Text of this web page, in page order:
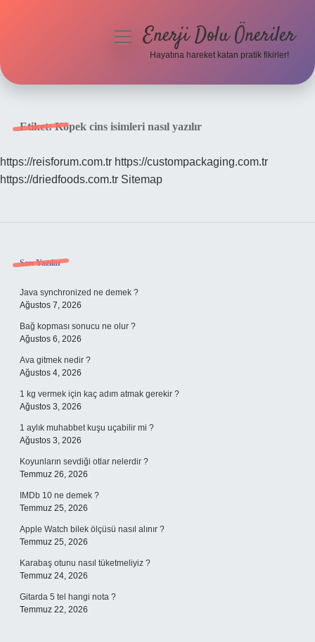
Hakkımızda
menüyüEnerji Dolu Öneriler
Hayatına hareket katan pratik fikirler!
Etiket:Köpek cins isimleri nasıl yazılır
https://reisforum.com.tr https://custompackaging.com.tr
https://driedfoods.com.tr Sitemap
Sidebar
Son Yazılar
Java synchronized ne demek ?
Ağustos 7, 2026
Bağ kopması sonucu ne olur ?
Ağustos 6, 2026
Ava gitmek nedir ?
Ağustos 4, 2026
1 kg vermek için kaç adım atmak gerekir ?
Ağustos 3, 2026
1 aylık muhabbet kuşu uçabilir mi ?
Ağustos 3, 2026
Koyunların sevdiği otlar nelerdir ?
Temmuz 26, 2026
IMDb 10 ne demek ?
Temmuz 25, 2026
Apple Watch bilek ölçüsü nasıl alınır ?
Temmuz 25, 2026
Karabaş otunu nasıl tüketmeliyiz ?
Temmuz 24, 2026
Gitarda 5 tel hangi nota ?
Temmuz 22, 2026